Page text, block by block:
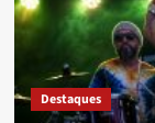
Destaques